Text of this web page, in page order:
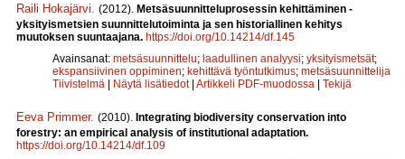
Raili Hokajärvi (2012). Metsäsuunnitteluprosessin kehittäminen -
yksityismetsien suunnittelutoiminta ja sen historiallinen kehitys
muutoksen suuntaajana. https://doi.org/10.14214/df.145
Avainsanat: metsäsuunnittelu; laadullinen analyysi; yksityismetsät;
ekspansiivinen oppiminen; kehittävä työntutkimus; metsäsuunnittelija
Tiivistelmä | Näytä lisätiedot | Artikkeli PDF-muodossa | Tekijä
Eeva Primmer. (2010). Integrating biodiversity conservation into
forestry: an empirical analysis of institutional adaptation.
https://doi.org/10.14214/df.109